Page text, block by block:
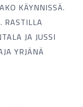
KÄYNNISSÄ.
RASTILLA
JA JUSSI
YRJÄNÄ